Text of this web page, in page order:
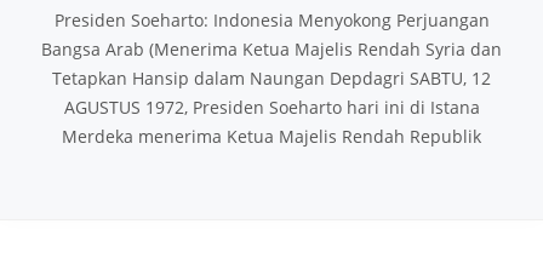
Presiden Soeharto: Indonesia Menyokong Perjuangan
Bangsa Arab (Menerima Ketua Majelis Rendah Syria dan
Tetapkan Hansip dalam Naungan Depdagri SABTU, 12
AGUSTUS 1972, Presiden Soeharto hari ini di Istana
Merdeka menerima Ketua Majelis Rendah Republik